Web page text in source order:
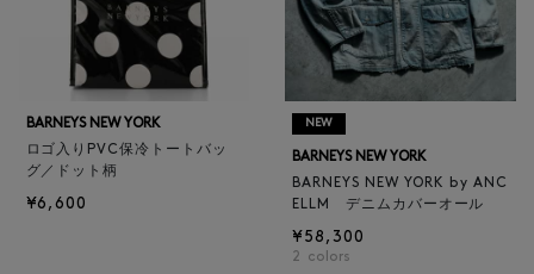
BARNEYS NEW YORK
ロゴ入りPVC保冷トートバッ
グ／ドット柄
¥6,600
NEW
BARNEYS NEW YORK
BARNEYS NEW YORK by ANC
ELLM デニムカバーオール
¥58,300
2 colors